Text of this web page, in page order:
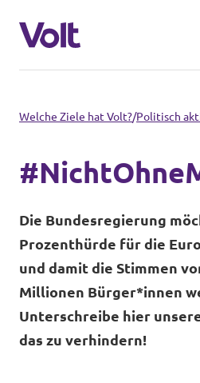
Volt in Deutschland
Volt in deinem
Über Volt
Neuigkeiten
Welche Ziele hat Volt?/Politisch
Die Bundesregierung
Prozenthürde für die
und damit die Stimmen
Millionen Bürger*innen
Unterschreibe hier
das zu verhindern!